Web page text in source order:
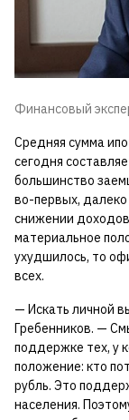
Финансовый
Средняя сумма
сегодня
большинство
во-первых, далеко
снижении
материальное
ухудшилось, то
всех.
— Искать личной
Гребенников. —
поддержке тех, у
положение: кто
рубль. Это
населения.